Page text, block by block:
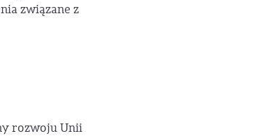
związane z
rozwoju Unii